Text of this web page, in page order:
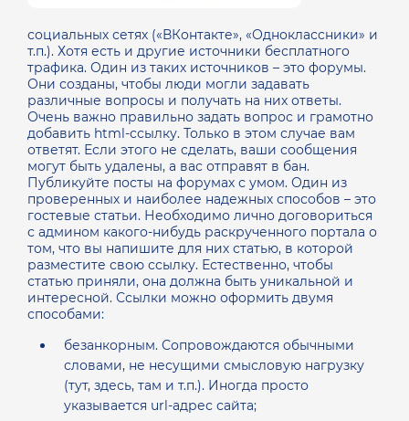
социальных сетях («ВКонтакте», «Одноклассники» и
т.п.). Хотя есть и другие источники бесплатного
трафика. Один из таких источников – это форумы.
Они созданы, чтобы люди могли задавать
различные вопросы и получать на них ответы.
Очень важно правильно задать вопрос и грамотно
добавить html-ссылку. Только в этом случае вам
ответят. Если этого не сделать, ваши сообщения
могут быть удалены, а вас отправят в бан.
Публикуйте посты на форумах с умом. Один из
проверенных и наиболее надежных способов – это
гостевые статьи. Необходимо лично договориться
с админом какого-нибудь раскрученного портала о
том, что вы напишите для них статью, в которой
разместите свою ссылку. Естественно, чтобы
статью приняли, она должна быть уникальной и
интересной. Ссылки можно оформить двумя
способами:
безанкорным. Сопровождаются обычными
словами, не несущими смысловую нагрузку
(тут, здесь, там и т.п.). Иногда просто
указывается url-адрес сайта;